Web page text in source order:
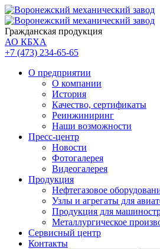
Гражданская продукция
АО КБХА
+7 (473) 234-65-65
О предприятии
О компании
История
Качество, сертификаты
Реинжиниринг
Наши возможности
Пресс-центр
Новости
Фотогалерея
Видеогалерея
Продукция
Нефтегазовое
Узлы и агрегаты для
Продукция для
Металлургическое
Сервисный центр
Контакты